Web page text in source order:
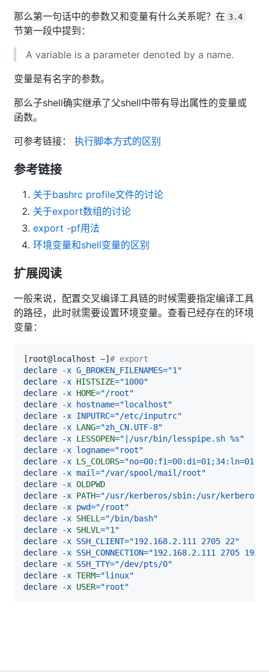
那么第一句话中的参数又和变量有什么关系呢？在 3.4
节第一段中提到：
A variable is a parameter denoted by a name.
变量是有名字的参数。
那么子shell确实继承了父shell中带有导出属性的变量或
函数。
可参考链接： 执行脚本方式的区别
参考链接
关于bashrc profile文件的讨论
关于export数组的讨论
export -pf用法
环境变量和shell变量的区别
扩展阅读
一般来说，配置交叉编译工具链的时候需要指定编译工具
的路径，此时就需要设置环境变量。查看已经存在的环境
变量：
[ root@localhost ~] # export
declare
-x G_BROKEN_FILENAMES="1"
declare
-x HISTSIZE="1000"
declare
-x HOME="/root"
declare
-x hostname="localhost"
declare
-x INPUTRC="/etc/inputrc"
declare
-x LANG="zh_CN.UTF-8"
declare
-x LESSOPEN="|/usr/bin/lesspipe.sh %s"
declare
-x logname="root"
declare
-x LS_COLORS=
declare
-x mail="/var/spool/mail/root"
declare
-x OLDPWD
declare
-x PATH="/usr/kerberos/sbin:/usr/
declare
-x pwd="/root"
declare
-x SHELL ="/bin/bash"
declare
-x SHLVL ="1"
declare
-x SSH_CLIENT="192.168.2.111 2705 22"
declare
-x SSH_CONNECTION="192.168.2.111 2705
declare
-x SSH_TTY="/dev/pts/0"
declare
-x TERM="linux"
declare
-x USER="root"